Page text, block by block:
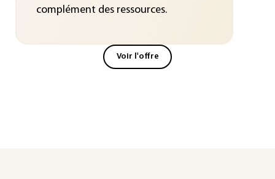
complément des ressources.
Voir l'offre